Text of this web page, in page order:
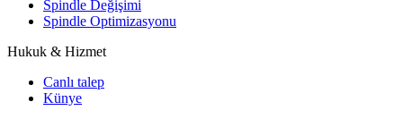
Spindle Değişimi
Spindle Optimizasyonu
Hukuk & Hizmet
Canlı talep
Künye